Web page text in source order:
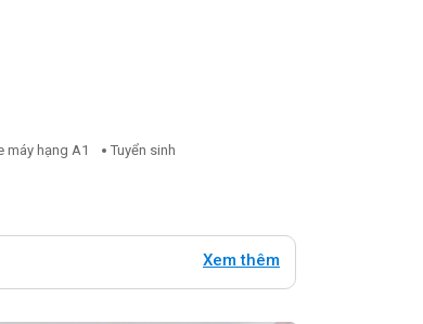
máy hạng A1 Tuyển sinh
Xem thêm